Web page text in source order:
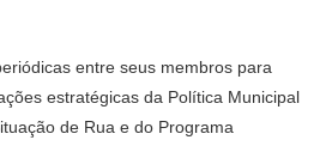
entre seus membros para
estratégicas da Política Municipal
de Rua e do Programa